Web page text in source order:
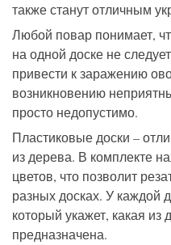
также станут отличным
Любой повар понимает,
на одной доске не
привести к заражению
возникновению
просто недопустимо.
Пластиковые доски –
из дерева. В комплекте
цветов, что позволит
разных досках. У каждой
который укажет, какая из
предназначена.